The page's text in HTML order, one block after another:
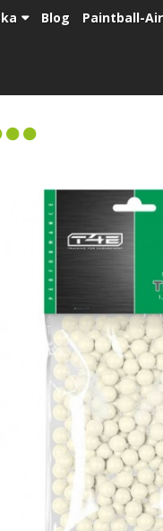
Blog Paintball-